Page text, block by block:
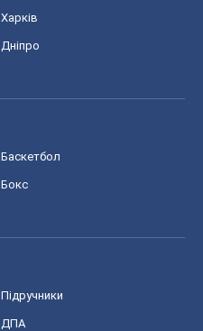
Харків
Дніпро
Баскетбол
Бокс
Підручники
ДПА